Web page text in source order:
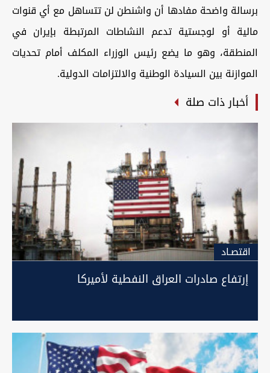
برسالة واضحة مفادها أن واشنطن لن تتساهل مع أي قنوات
مالية أو لوجستية تدعم النشاطات المرتبطة بإيران في
المنطقة، وهو ما يضع رئيس الوزراء المكلف أمام تحديات
الموازنة بين السيادة الوطنية والالتزامات الدولية.
أخبار ذات صلة
اقتصـاد
إرتفاع صادرات العراق النفطية لأميركا